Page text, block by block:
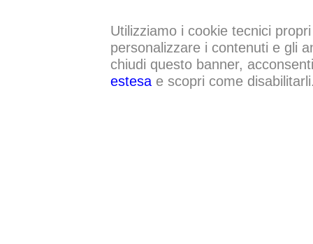
Utilizziamo i cookie tecnici
personalizzare i contenuti e gli
chiudi questo banner,
estesae scopri come